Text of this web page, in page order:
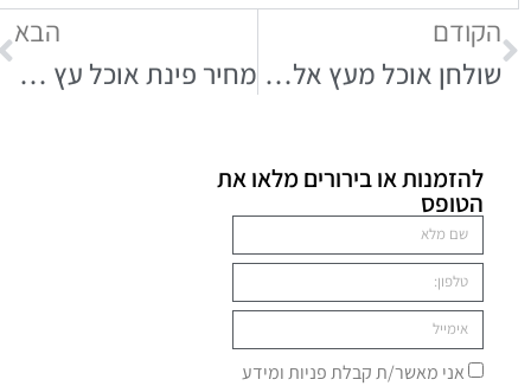
הקודם
שולחן אוכל מעץ אלון טבעי ל-8 אנשים
הבא
מחיר פינת אוכל עץ מלא כפרית
להזמנות או בירורים מלאו את
הטופס
אני מאשר/ת קבלת פניות ומידע